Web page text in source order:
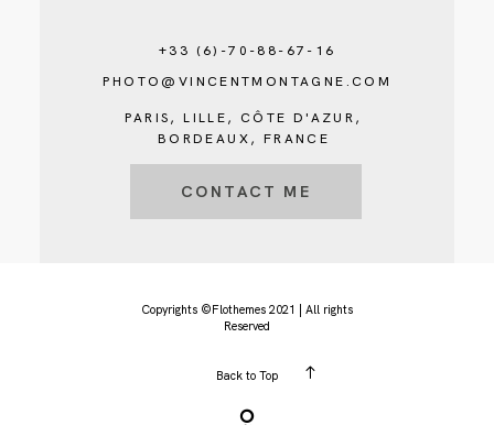
+33 (6)-70-88-67-16
PHOTO@VINCENTMONTAGNE.COM
PARIS, LILLE, CÔTE D'AZUR,
BORDEAUX, FRANCE
CONTACT ME
Copyrights ©Flothemes 2021 | All rights
Reserved
Back to Top